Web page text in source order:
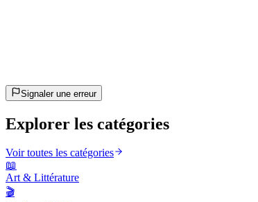
Signaler une erreur
Explorer les catégories
Voir toutes les catégories
📖
Art & Littérature
🎬